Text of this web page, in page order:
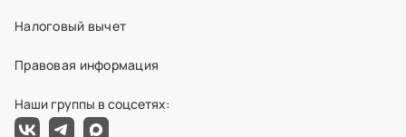
Налоговый вычет
Наши группы в соцсетях:
Правовая информация